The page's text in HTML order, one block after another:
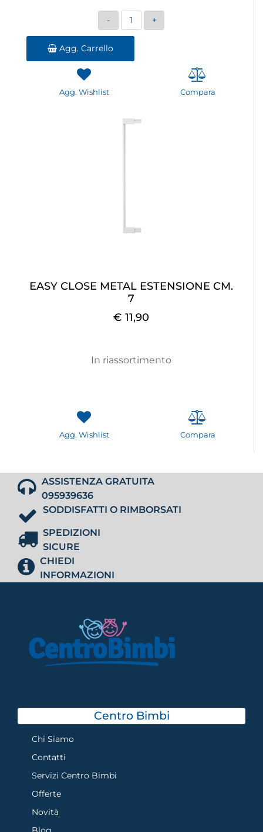
Quantità
Agg. Carrello
Agg. Wishlist Compara
EASY CLOSE METAL ESTENSIONE CM.
7
€ 11,90
In riassortimento
Agg. Wishlist Compara
ASSISTENZA GRATUITA
095939636
SODDISFATTI O RIMBORSATI
SPEDIZIONI
SICURE
CHIEDI
INFORMAZIONI
Centro Bimbi
Chi Siamo
Contatti
Servizi Centro Bimbi
Offerte
Novità